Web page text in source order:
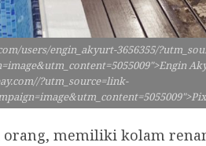
users/engin_akyurt-3656355/
?utm_source=link-
orang, memiliki kolam